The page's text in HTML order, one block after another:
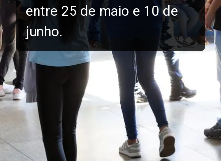
entre 25 de maio e 10 de
junho.